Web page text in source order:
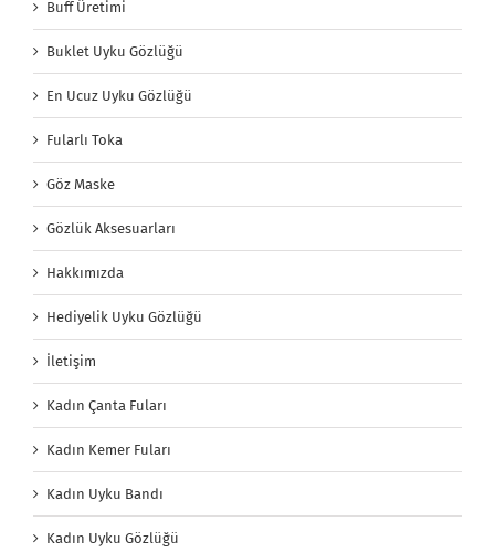
Buff Üretimi
Buklet Uyku Gözlüğü
En Ucuz Uyku Gözlüğü
Fularlı Toka
Göz Maske
Gözlük Aksesuarları
Hakkımızda
Hediyelik Uyku Gözlüğü
İletişim
Kadın Çanta Fuları
Kadın Kemer Fuları
Kadın Uyku Bandı
Kadın Uyku Gözlüğü